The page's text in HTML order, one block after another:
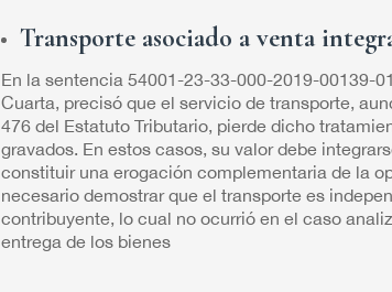
Transporte asociado a venta
En la sentencia 54001-23-33-000-2019-00139-
Cuarta, precisó que el servicio de transporte,
476 del Estatuto Tributario, pierde dicho
gravados. En estos casos, su valor debe
constituir una erogación complementaria de la
necesario demostrar que el transporte es
contribuyente, lo cual no ocurrió en el caso
entrega de los bienes